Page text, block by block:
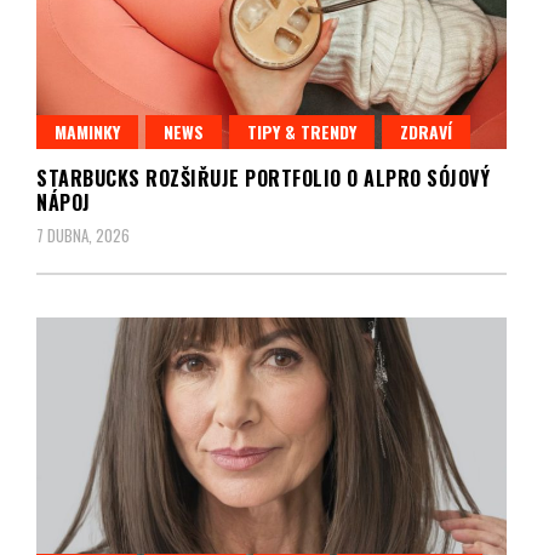
MAMINKY NEWS TIPY & TRENDY ZDRAVÍ
STARBUCKS ROZŠIŘUJE PORTFOLIO O ALPRO SÓJOVÝ
NÁPOJ
7 DUBNA, 2026